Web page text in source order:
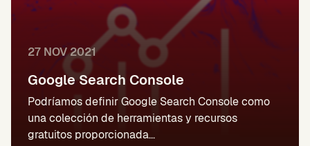
27 NOV 2021
Google Search Console
Podríamos definir Google Search Console como
una colección de herramientas y recursos
gratuitos proporcionada...